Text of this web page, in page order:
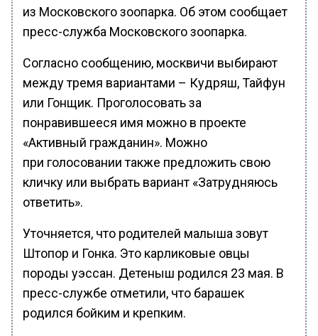
из Московского зоопарка. Об этом сообщает
пресс-служба Московского зоопарка.
Согласно сообщению, москвичи выбирают
между тремя вариантами – Кудряш, Тайфун
или Гонщик. Проголосовать за
понравившееся имя можно в проекте
«Активный гражданин». Можно
при голосовании также предложить свою
кличку или выбрать вариант «Затрудняюсь
ответить».
Уточняется, что родителей малыша зовут
Штопор и Гонка. Это карликовые овцы
породы уэссан. Детеныш родился 23 мая. В
пресс-службе отметили, что барашек
родился бойким и крепким.